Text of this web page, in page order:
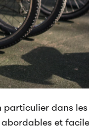
dans les
et